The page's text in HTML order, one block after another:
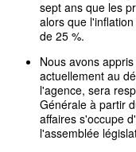
sept ans que les
alors que
de 25 %.
Nous avons
actuellement au
l'agence, sera
Générale à partir
affaires s'occupe
l'assemblée